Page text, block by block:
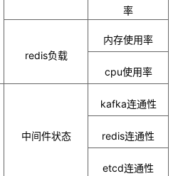
率
redis负载
内存使用率
cpu使用率
中间件状态
kafka连通性
redis连通性
etcd连通性